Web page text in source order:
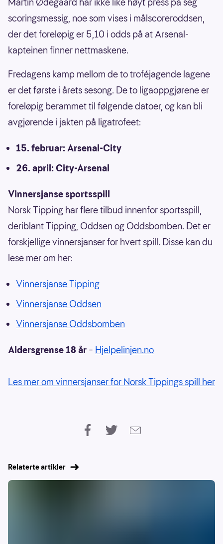
scoringsmessig, noe som vises i målscoreroddsen,
der det foreløpig er 5,10 i odds på at Arsenal-
kapteinen finner nettmaskene.
Fredagens kamp mellom de to troféjagende lagene
er det første i årets sesong. De to ligaoppgjørene er
foreløpig berammet til følgende datoer, og kan bli
avgjørende i jakten på ligatrofeet:
15. februar: Arsenal-City
26. april: City-Arsenal
Vinnersjanse sportsspill
Norsk Tipping har flere tilbud innenfor sportsspill,
deriblant Tipping, Oddsen og Oddsbomben. Det er
forskjellige vinnersjanser for hvert spill. Disse kan du
lese mer om her:
Vinnersjanse Tipping
Vinnersjanse Oddsen
Vinnersjanse Oddsbomben
Aldersgrense 18 år – Hjelpelinjen.no
Les mer om vinnersjanser for Norsk Tippings spill her
Relaterte artikler